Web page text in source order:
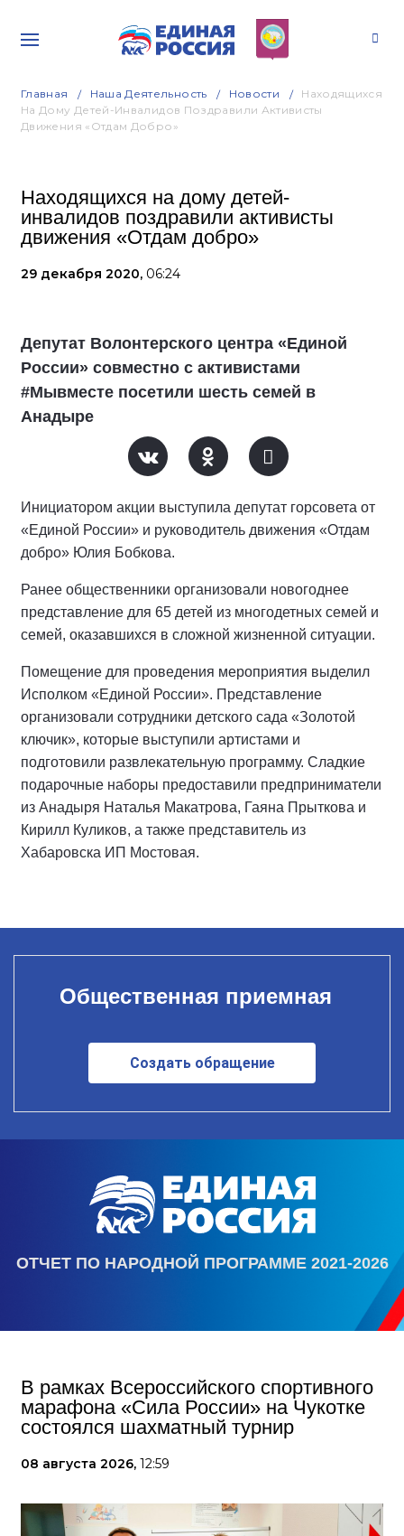
Главная Наша Деятельность Новости
Находящихся
На Дому Детей-Инвалидов Поздравили Активисты
Движения «Отдам Добро»
Находящихся на дому детей-
инвалидов поздравили активисты
движения «Отдам добро»
29 декабря 2020, 06:24
Депутат Волонтерского центра «Единой
России» совместно с активистами
#Мывместе посетили шесть семей в
Анадыре
Инициатором акции выступила депутат горсовета от
«Единой России» и руководитель движения «Отдам
добро» Юлия Бобкова.
Ранее общественники организовали новогоднее
представление для 65 детей из многодетных семей и
семей, оказавшихся в сложной жизненной ситуации.
Помещение для проведения мероприятия выделил
Исполком «Единой России». Представление
организовали сотрудники детского сада «Золотой
ключик», которые выступили артистами и
подготовили развлекательную программу. Сладкие
подарочные наборы предоставили предприниматели
из Анадыря Наталья Макатрова, Гаяна Прыткова и
Кирилл Куликов, а также представитель из
Хабаровска ИП Мостовая.
Общественная приемная
Создать обращение
ОТЧЕТ ПО НАРОДНОЙ ПРОГРАММЕ 2021-2026
В рамках Всероссийского спортивного
марафона «Сила России» на Чукотке
состоялся шахматный турнир
08 августа 2026, 12:59